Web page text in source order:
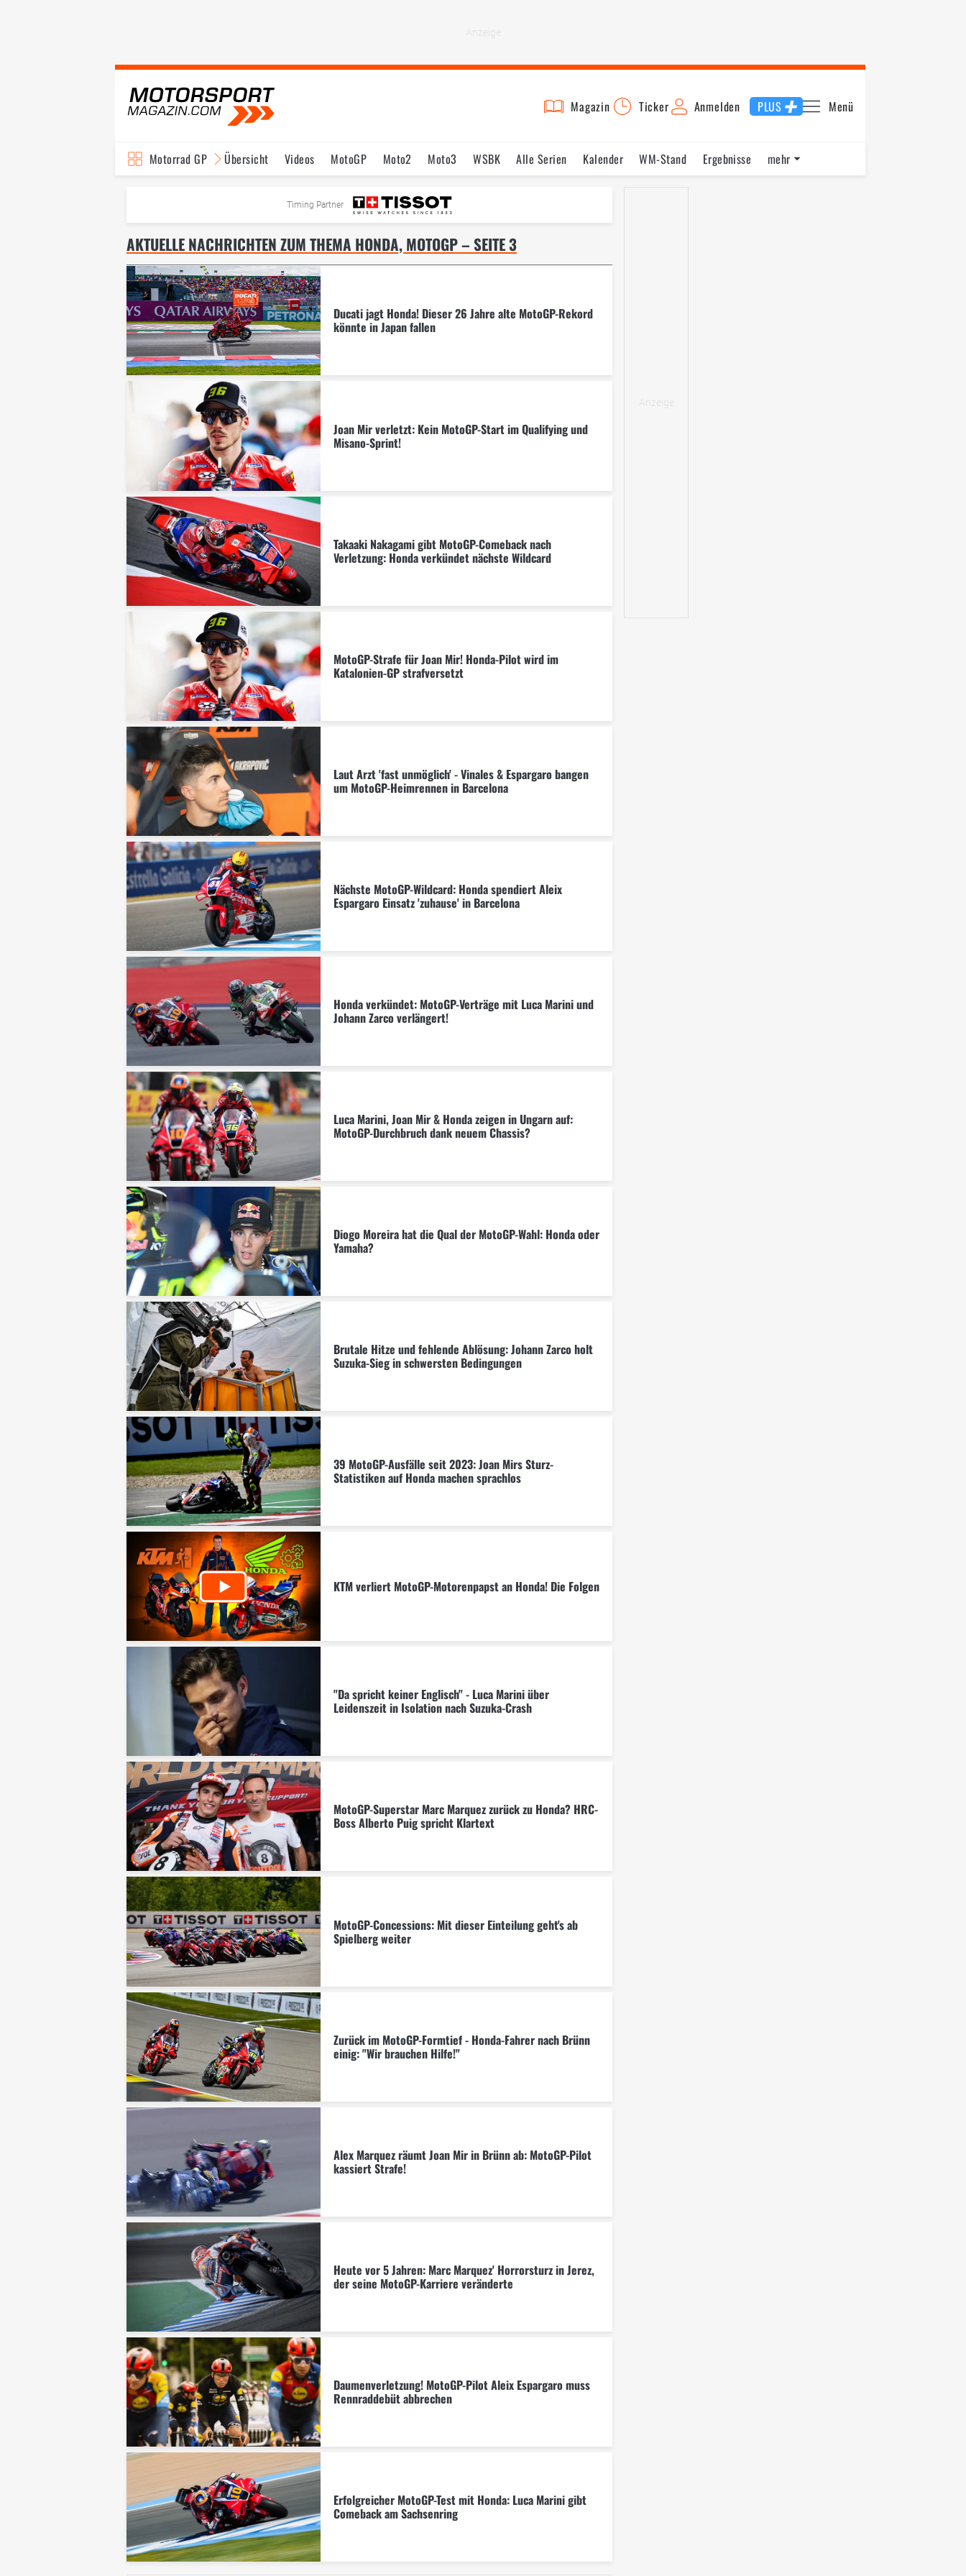
Magazin Ticker Anmelden PLUS Menü
Motorrad GP Übersicht Videos MotoGP Moto2 Moto3 WSBK Alle Serien Kalender WM-Stand
Ergebnisse
Fahrer & Teams Bilder Termine
mehr
Timing Partner
AKTUELLE NACHRICHTEN ZUM THEMA HONDA, MOTOGP – SEITE 3
Ducati jagt Honda! Dieser 26 Jahre alte MotoGP-Rekord
könnte in Japan fallen
Joan Mir verletzt: Kein MotoGP-Start im Qualifying und
Misano-Sprint!
Takaaki Nakagami gibt MotoGP-Comeback nach
Verletzung: Honda verkündet nächste Wildcard
MotoGP-Strafe für Joan Mir! Honda-Pilot wird im
Katalonien-GP strafversetzt
Laut Arzt 'fast unmöglich' - Vinales & Espargaro bangen
um MotoGP-Heimrennen in Barcelona
Nächste MotoGP-Wildcard: Honda spendiert Aleix
Espargaro Einsatz 'zuhause' in Barcelona
Honda verkündet: MotoGP-Verträge mit Luca Marini und
Johann Zarco verlängert!
Luca Marini, Joan Mir & Honda zeigen in Ungarn auf:
MotoGP-Durchbruch dank neuem Chassis?
Diogo Moreira hat die Qual der MotoGP-Wahl: Honda oder
Yamaha?
Brutale Hitze und fehlende Ablösung: Johann Zarco holt
Suzuka-Sieg in schwersten Bedingungen
39 MotoGP-Ausfälle seit 2023: Joan Mirs Sturz-
Statistiken auf Honda machen sprachlos
KTM verliert MotoGP-Motorenpapst an Honda! Die Folgen
"Da spricht keiner Englisch" - Luca Marini über
Leidenszeit in Isolation nach Suzuka-Crash
MotoGP-Superstar Marc Marquez zurück zu Honda? HRC-
Boss Alberto Puig spricht Klartext
MotoGP-Concessions: Mit dieser Einteilung geht's ab
Spielberg weiter
Zurück im MotoGP-Formtief - Honda-Fahrer nach Brünn
einig: "Wir brauchen Hilfe!"
Alex Marquez räumt Joan Mir in Brünn ab: MotoGP-Pilot
kassiert Strafe!
Heute vor 5 Jahren: Marc Marquez' Horrorsturz in Jerez,
der seine MotoGP-Karriere veränderte
Daumenverletzung! MotoGP-Pilot Aleix Espargaro muss
Rennraddebüt abbrechen
Erfolgreicher MotoGP-Test mit Honda: Luca Marini gibt
Comeback am Sachsenring